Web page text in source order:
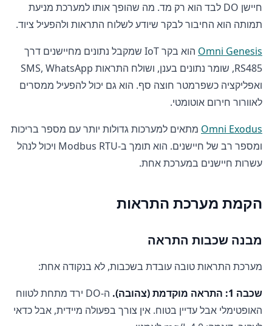
חיישן DO לבד הוא רק מד. מה שהופך אותו למערכת מניעת
תמותה הוא החיבור לבקר שיודע לשלוח התראות ולהפעיל ציוד.
Omni Genesis
הוא בקר IoT שמקבל נתונים מחיישנים דרך
RS485, שומר נתונים בענן, ושולח התראות SMS, WhatsApp
ואפליקציה כשפרמטר חוצה סף. הוא גם יכול להפעיל ממסרים
לאוורור חירום אוטומטי.
Omni Exodus מתאים למערכות גדולות יותר עם מספר בריכות
ומספר רב של חיישנים. הוא תומך ב-Modbus RTU ויכול לנהל
עשרות חיישנים במערכת אחת.
הקמת מערכת התראות
מבנה שכבות התראה
מערכת התראות טובה עובדת בשכבות, לא בנקודה אחת:
שכבה 1: התראה מוקדמת (צהובה).
ה-DO ירד מתחת לטווח
האופטימלי אבל עדיין בטוח. אין צורך בפעולה מיידית, אבל כדאי